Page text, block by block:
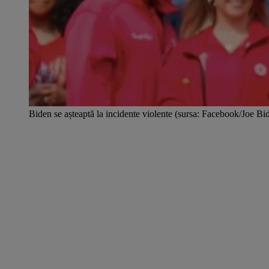
Biden se așteaptă la incidente violente (sursa: Facebook/Joe